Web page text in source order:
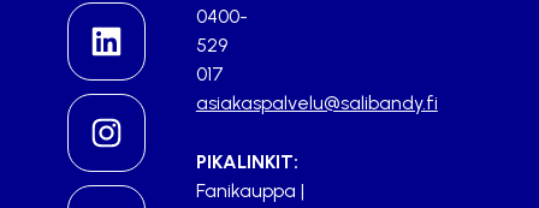
0400-
529
017
asiakaspalvelu@salibandy.fi
PIKALINKIT:
Fanikauppa |